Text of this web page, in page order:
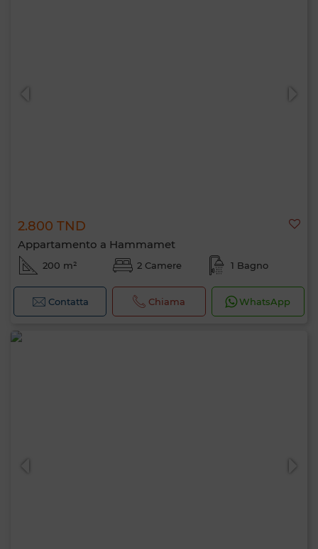
2.800 TND
Appartamento a Hammamet
200 m² 2 Camere 1 Bagno
Contatta Chiama WhatsApp